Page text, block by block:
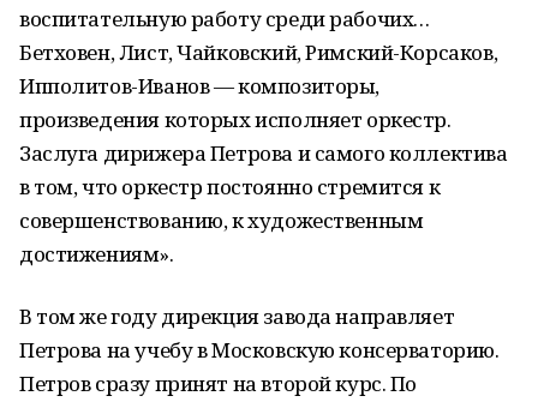
воспитательную работу среди рабочих…
Бетховен, Лист, Чайковский, Римский-Корсаков,
Ипполитов-Иванов — композиторы,
произведения которых исполняет оркестр.
Заслуга дирижера Петрова и самого коллектива
в том, что оркестр постоянно стремится к
совершенствованию, к художественным
достижениям».
В том же году дирекция завода направляет
Петрова на учебу в Московскую консерваторию.
Петров сразу принят на второй курс. По